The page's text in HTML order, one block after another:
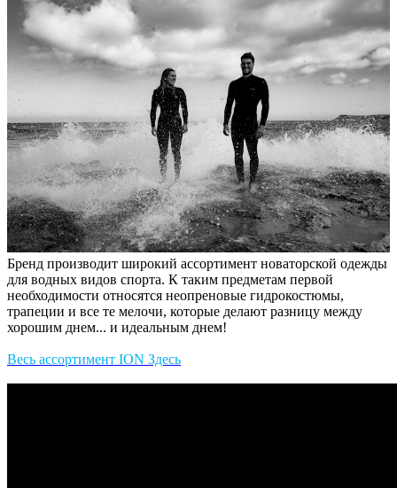
Бренд производит широкий ассортимент новаторской одежды
для водных видов спорта. К таким предметам первой
необходимости относятся неопреновые гидрокостюмы,
трапеции и все те мелочи, которые делают разницу между
хорошим днем... и идеальным днем!
Весь ассортимент ION Здесь